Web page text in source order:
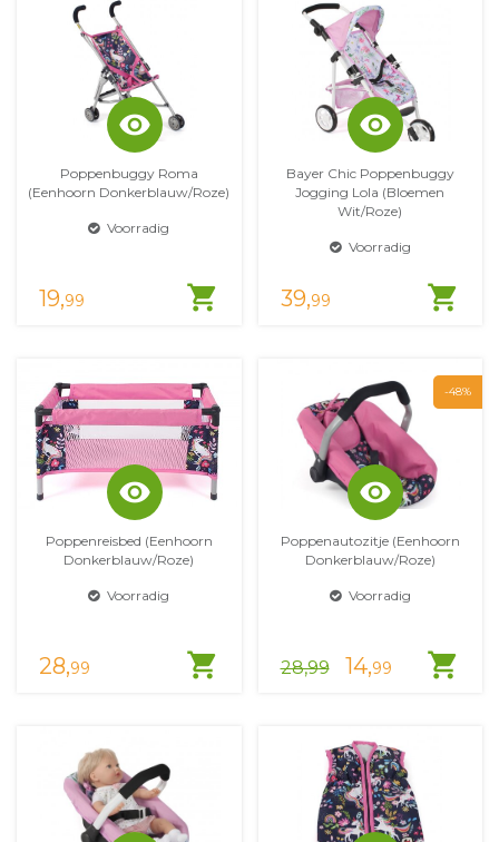
visibility
shopping_cart
Poppenbuggy Roma
(eenhoorn Donkerblauw/roze)
Voorradig
19,99
visibility
shopping_cart
Bayer Chic Poppenbuggy
Jogging Lola (bloemen
Wit/roze)
Voorradig
39,99
visibility
shopping_cart
Poppenreisbed (eenhoorn
Donkerblauw/roze)
Voorradig
28,99
-48%
visibility
shopping_cart
Poppenautozitje (eenhoorn
Donkerblauw/roze)
Voorradig
28,99 14,99